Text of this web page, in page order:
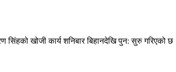
खोजी कार्य शनिबार बिहानदेखि पुन: सुरु गरिएको